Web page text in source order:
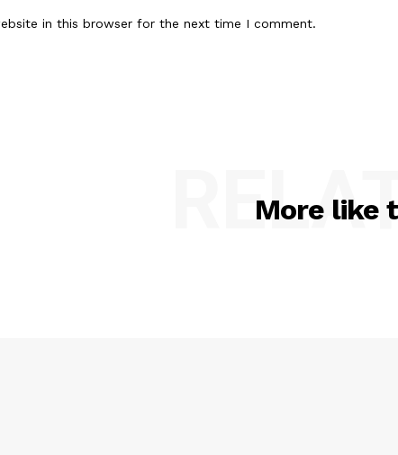
in this browser for the next time I comment.
More like